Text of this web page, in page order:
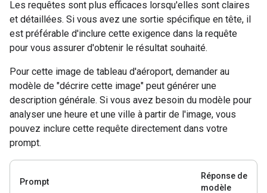
Les requêtes sont plus efficaces lorsqu'elles sont claires
et détaillées. Si vous avez une sortie spécifique en tête, il
est préférable d'inclure cette exigence dans la requête
pour vous assurer d'obtenir le résultat souhaité.
Pour cette image de tableau d'aéroport, demander au
modèle de "décrire cette image" peut générer une
description générale. Si vous avez besoin du modèle pour
analyser une heure et une ville à partir de l'image, vous
pouvez inclure cette requête directement dans votre
prompt.
Prompt
Réponse de
modèle